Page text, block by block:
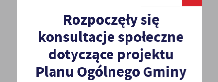
Rozpoczęły się
konsultacje społeczne
dotyczące projektu
Planu Ogólnego Gminy